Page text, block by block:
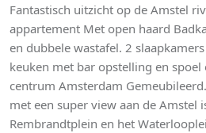
Fantastisch uitzicht op de Amstel
appartement Met open haard
en dubbele wastafel. 2
keuken met bar opstelling en
centrum Amsterdam
met een super view aan de Amstel
Rembrandtplein en het